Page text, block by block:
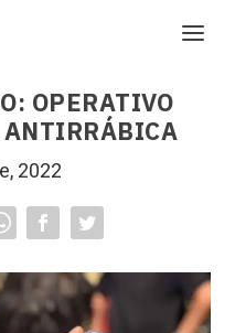
OPERATIVO
ANTIRRÁBICA
2022